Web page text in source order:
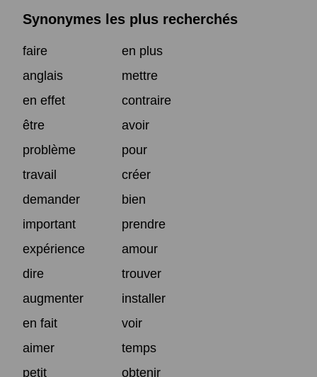
Synonymes les plus recherchés
faire
en plus
anglais
mettre
en effet
contraire
être
avoir
problème
pour
travail
créer
demander
bien
important
prendre
expérience
amour
dire
trouver
augmenter
installer
en fait
voir
aimer
temps
petit
obtenir